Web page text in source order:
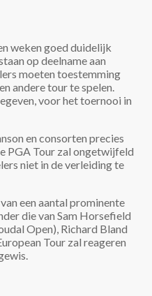
weken goed duidelijk
op deelname aan
moeten toestemming
andere tour te spelen.
voor het toernooi in
en consorten precies
PGA Tour zal ongetwijfeld
niet in de verleiding te
een aantal prominente
die van Sam Horsefield
Open), Richard Bland
Tour zal reageren